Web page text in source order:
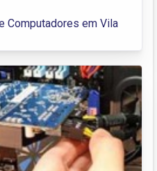
Computadores em Vila